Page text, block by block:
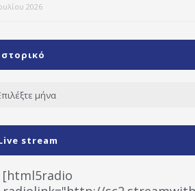
2026
stream
[html5radio